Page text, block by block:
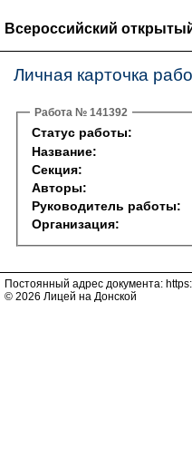
Всероссийский
Личная карточка
Работа № 141392
Статус работы:
Название:
Секция:
Авторы:
Руководитель работы:
Организация:
Постоянный адрес документа:
© 2026 Лицей на Донской